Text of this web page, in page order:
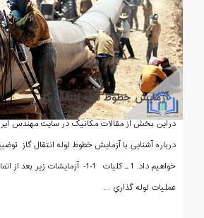
آزمایش خطوط لوله انتقال گاز
دراین بخش از مقالات مکانیک در سایت مهندس
درباره آشنایی با آزمایش خطوط لوله انتقال گاز
خواهیم داد. 1 ـ ﻛﻠﻴﺎت 1-1- آزﻣﺎﻳﺸﺎت زﻳﺮ ﺑﻌﺪ از
ﻋﻤﻠﻴﺎت ﻟﻮﻟﻪ ﮔﺬاري ...